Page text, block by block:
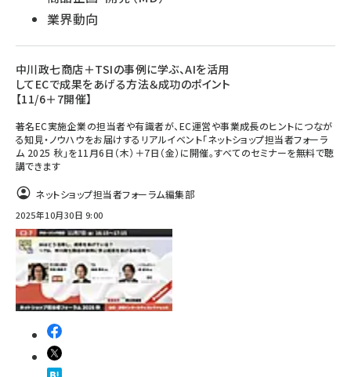
業界動向
中川政七商店＋TSIの事例に学ぶ、AIを活用
してECで成果をあげる方法＆成功のポイント
【11/6＋7開催】
著名EC実施企業の担当者や有識者が、EC運営や事業成長のヒントにつなが
る知見・ノウハウをお届けするリアルイベント「ネットショップ担当者フォーラ
ム 2025 秋」を11月6日（木）＋7日（金）に開催。すべてのセミナーを無料で聴
講できます
ネットショップ担当者フォーラム編集部
2025年10月30日 9:00